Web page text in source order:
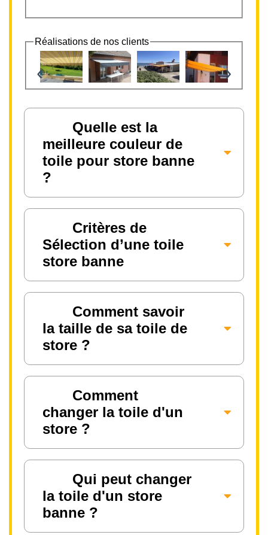
Réalisations de nos clients
‹ ›
Quelle est la
meilleure couleur de
toile pour store banne
?
Critères de
Sélection d’une toile
store banne
Comment savoir
la taille de sa toile de
store ?
Comment
changer la toile d'un
store ?
Qui peut changer
la toile d'un store
banne ?